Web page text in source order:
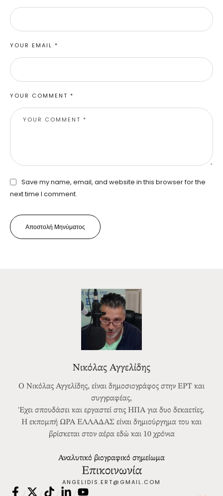
YOUR COMMENT *
YOUR EMAIL *
Save my name, email, and website in this browser for the
next time I comment.
Αποστολή Μηνύματος
Νικόλας Αγγελίδης
Ο Νικόλας Αγγελίδης, είναι δημοσιογράφος στην ΕΡΤ και
συγγραφέας,
Έχει σπουδάσει και εργαστεί στις ΗΠΑ για δυο δεκαετίες.
Η εκπομπή ΩΡΑ ΕΛΛΑΔΑΣ είναι δημιούργημα του και
βρίσκεται στον αέρα εδώ και 10 χρόνια
Αναλυτικό βιογραφικό σημείωμα
Επικοινωνία
ANGELIDIS.ERT@GMAIL.COM